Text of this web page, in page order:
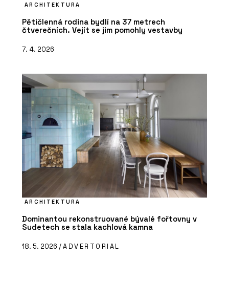
ARCHITEKTURA
Pětičlenná rodina bydlí na 37 metrech
čtverečních. Vejít se jim pomohly vestavby
7. 4. 2026
ARCHITEKTURA
Dominantou rekonstruované bývalé fořtovny v
Sudetech se stala kachlová kamna
18. 5. 2026 /ADVERTORIAL